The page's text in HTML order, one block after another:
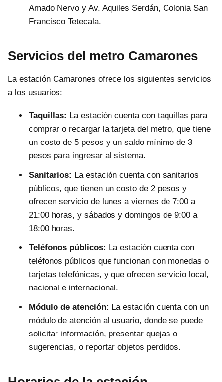
Amado Nervo y Av. Aquiles Serdán, Colonia San
Francisco Tetecala.
Servicios del metro Camarones
La estación Camarones ofrece los siguientes servicios
a los usuarios:
Taquillas: La estación cuenta con taquillas para
comprar o recargar la tarjeta del metro, que tiene
un costo de 5 pesos y un saldo mínimo de 3
pesos para ingresar al sistema.
Sanitarios: La estación cuenta con sanitarios
públicos, que tienen un costo de 2 pesos y
ofrecen servicio de lunes a viernes de 7:00 a
21:00 horas, y sábados y domingos de 9:00 a
18:00 horas.
Teléfonos públicos: La estación cuenta con
teléfonos públicos que funcionan con monedas o
tarjetas telefónicas, y que ofrecen servicio local,
nacional e internacional.
Módulo de atención: La estación cuenta con un
módulo de atención al usuario, donde se puede
solicitar información, presentar quejas o
sugerencias, o reportar objetos perdidos.